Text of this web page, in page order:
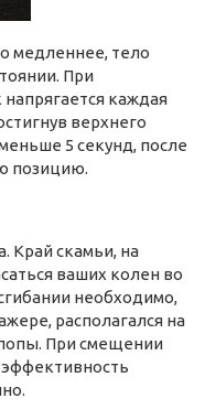
медленнее, тело
При
каждая
верхнего
5 секунд, после
позицию.
Край скамьи, на
ваших колен во
необходимо,
располагался на
При смещении
эффективность